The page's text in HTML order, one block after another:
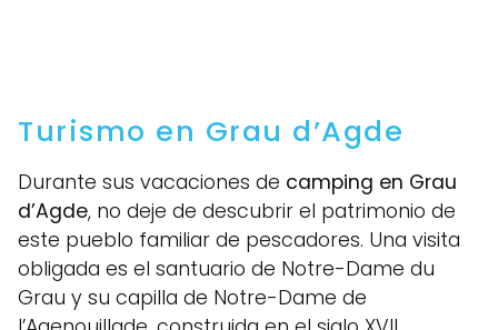
Turismo en Grau d’Agde
Durante sus vacaciones de camping en Grau
d’Agde, no deje de descubrir el patrimonio de
este pueblo familiar de pescadores. Una visita
obligada es el santuario de Notre-Dame du
Grau y su capilla de Notre-Dame de